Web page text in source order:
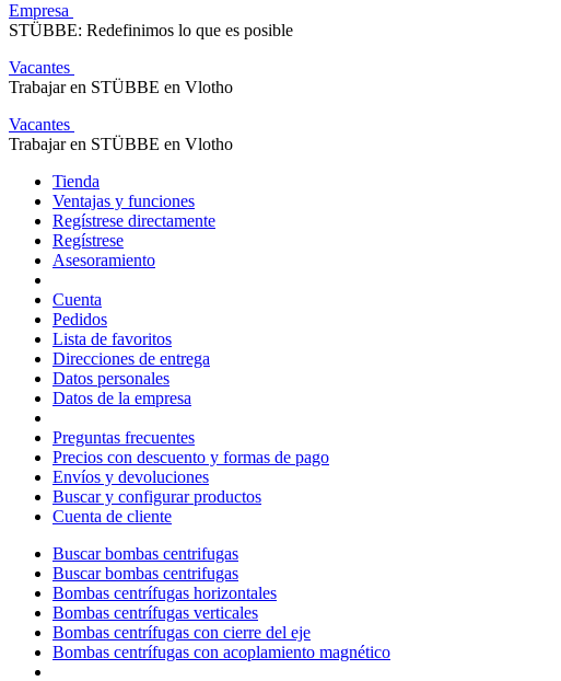
Empresa
STÜBBE: Redefinimos lo que es posible
Vacantes
Trabajar en STÜBBE en Vlotho
Vacantes
Trabajar en STÜBBE en Vlotho
Tienda
Ventajas y funciones
Regístrese directamente
Regístrese
Asesoramiento
Cuenta
Pedidos
Lista de favoritos
Direcciones de entrega
Datos personales
Datos de la empresa
Preguntas frecuentes
Precios con descuento y formas de pago
Envíos y devoluciones
Buscar y configurar productos
Cuenta de cliente
Buscar bombas centrifugas
Buscar bombas centrifugas
Bombas centrífugas horizontales
Bombas centrífugas verticales
Bombas centrífugas con cierre del eje
Bombas centrífugas con acoplamiento magnético